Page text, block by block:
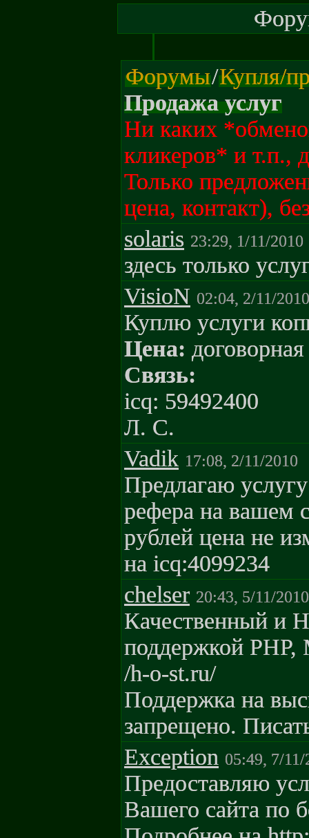
Форумы/Купля/
Продажа услуг
Ни каких
кликеров* и т.п.,
Только
цена, контакт),
solaris 23:29, 1/11/2010
здесь только
VisioN 02:04, 2/11/2010
Куплю услуги
Цена: договорная
Связь:
icq: 59492400
Л. С.
Vadik 17:08, 2/11/2010
Предлагаю
рефера на вашем
рублей цена не
на icq:4099234
chelser 20:43, 5/11/2010
Качественный и
поддержкой PHP,
/h-o-st.ru/
Поддержка на
запрещено.
Exception 05:49, 7/11/
Предоставляю
Вашего сайта по